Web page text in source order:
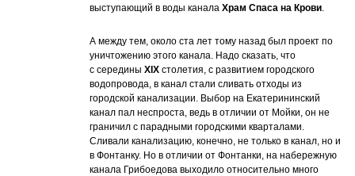
выступающий в воды каналаХрам Спаса на Крови
А между тем, около ста лет тому назад был проект по
уничтожению этого канала. Надо сказать, что
с серединыXIX столетия, с развитием городского
водопровода, в канал стали сливать отходы из
городской канализации. Выбор на Екатерининский
канал пал неспроста, ведь в отличии от Мойки, он не
граничил с парадными городскими кварталами.
Сливали канализацию, конечно, не только в канал, но и
в Фонтанку. Но в отличии от Фонтанки, на набережную
канала Грибоедова выходило относительно много